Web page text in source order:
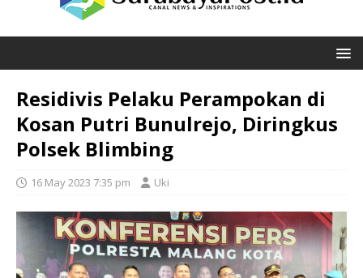
Residivis Pelaku Perampokan di
Kosan Putri Bunulrejo, Diringkus
Polsek Blimbing
16 May 2023 7:35 pm Uki